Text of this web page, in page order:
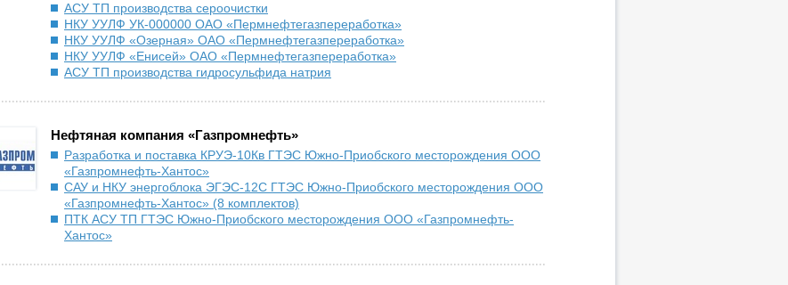
АСУ ТП производства сероочистки
НКУ УУЛФ УК-000000 ОАО «Пермнефтегазпереработка»
НКУ УУЛФ «Озерная» ОАО «Пермнефтегазпереработка»
НКУ УУЛФ «Енисей» ОАО «Пермнефтегазпереработка»
АСУ ТП производства гидросульфида натрия
Нефтяная компания «Газпромнефть»
Разработка и поставка КРУЭ-10Кв ГТЭС Южно-Приобского месторождения ООО
«Газпромнефть-Хантос»
САУ и НКУ энергоблока ЭГЭС-12С ГТЭС Южно-Приобского месторождения ООО
«Газпромнефть-Хантос» (8 комплектов)
ПТК АСУ ТП ГТЭС Южно-Приобского месторождения ООО «Газпромнефть-
Хантос»